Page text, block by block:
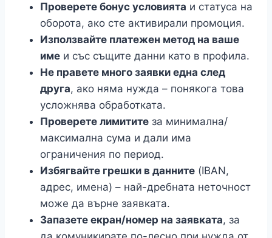
Проверете бонус условията и статуса на
оборота, ако сте активирали промоция.
Използвайте платежен метод на ваше
име и със същите данни като в профила.
Не правете много заявки една след
друга, ако няма нужда – понякога това
усложнява обработката.
Проверете лимитите за минимална/
максимална сума и дали има
ограничения по период.
Избягвайте грешки в данните (IBAN,
адрес, имена) – най-дребната неточност
може да върне заявката.
Запазете екран/номер на заявката, за